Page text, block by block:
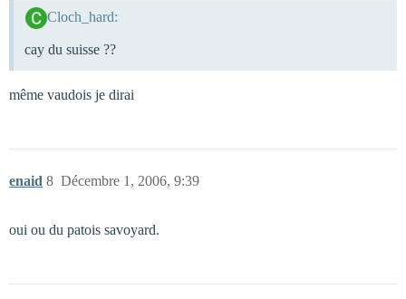
Cloch_hard:
cay du suisse ??
même vaudois je dirai
enaid Décembre 1, 2006, 9:39
8
oui ou du patois savoyard.